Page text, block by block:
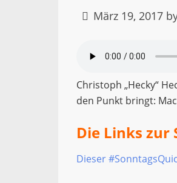
März 19, 2017
Christoph „Hecky“
den Punkt bringt:
Die Links zur
Dieser